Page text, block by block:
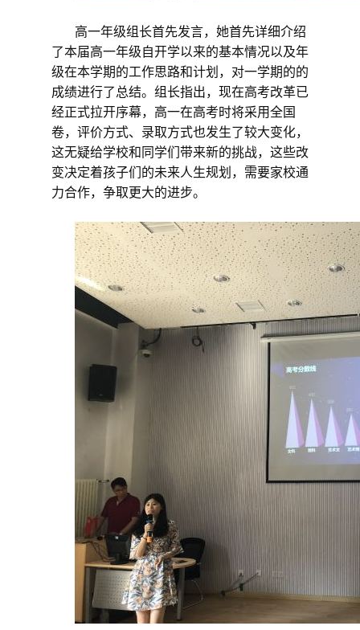
高一年级组长首先发言， 她首先详细介绍
了本届高一年级自开学以来的基本情况以及年
级在本学期的工作思路和计划，对一学期的的
成绩进行了总结。组长指出，现在高考改革已
经正式拉开序幕，高一在高考时将采用全国
卷，评价方式、录取方式也发生了较大变化，
这无疑给学校和同学们带来新的挑战，这些改
变决定着孩子们的未来人生规划，需要家校通
力合作，争取更大的进步。